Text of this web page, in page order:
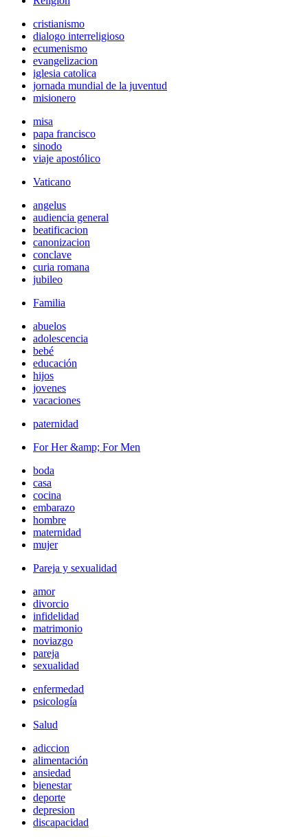
cristianismo
dialogo interreligioso
ecumenismo
evangelizacion
iglesia catolica
jornada mundial de la juventud
misionero
misa
papa francisco
sinodo
viaje apostólico
Vaticano
angelus
audiencia general
beatificacion
canonizacion
conclave
curia romana
jubileo
Familia
abuelos
adolescencia
bebé
educación
hijos
jovenes
vacaciones
paternidad
For Her &amp; For Men
boda
casa
cocina
embarazo
hombre
maternidad
mujer
Pareja y sexualidad
amor
divorcio
infidelidad
matrimonio
noviazgo
pareja
sexualidad
enfermedad
psicología
Salud
adiccion
alimentación
ansiedad
bienestar
deporte
depresion
discapacidad